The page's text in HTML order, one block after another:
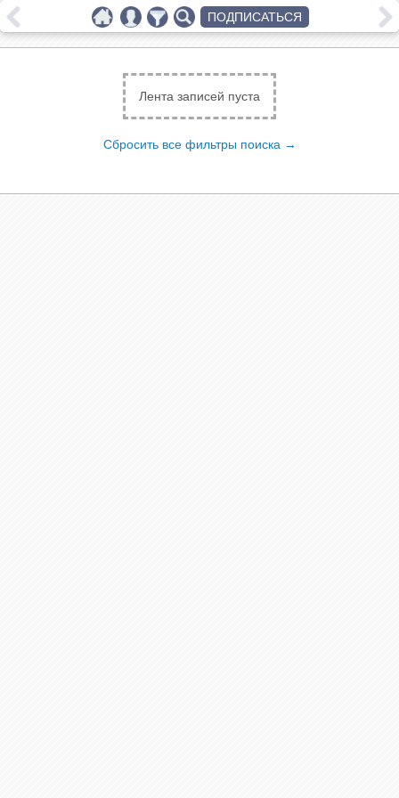
Лента записей пуста
Сбросить все фильтры поиска →
ПОДПИСАТЬСЯ